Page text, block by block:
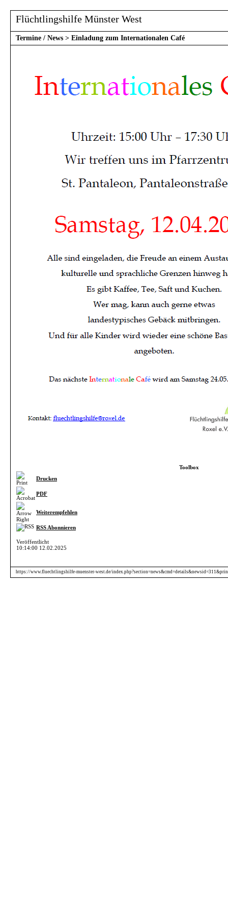
Flüchtlingshilfe Münster West
Termine / News > Einladung zum Internationalen Café
Toolbox
Drucken
PDF
Weiterempfehlen
RSS Abonnieren
Veröffentlicht
10:14:00 12.02.2025
https://www.fluechtlingshilfe-muenster-west.de/